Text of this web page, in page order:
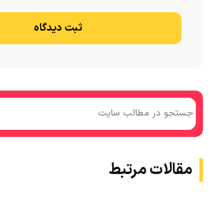
ثبت دیدگاه
مقالات مرتبط